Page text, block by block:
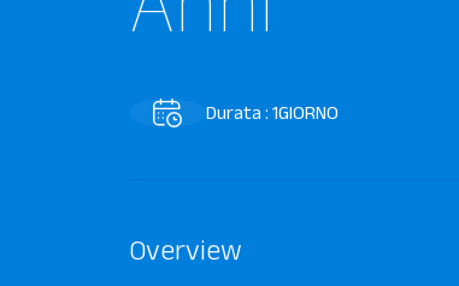
Durata : 1GIORNO
Overview